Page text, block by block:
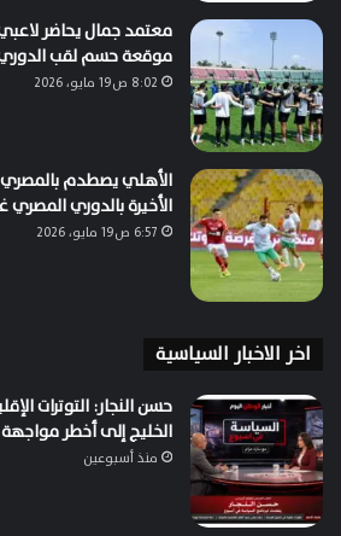
معتمد جمال يحاضر
موقعة حسم لقب الدوري
8:02 ص19 مايو، 2026
الأهلي يصطدم
الأخيرة بالدوري المصري
6:57 ص19 مايو، 2026
اخر الاخبار السياسية
حسن النجار: التوترات
الخليج إلى أخطر
منذ أسبوعين